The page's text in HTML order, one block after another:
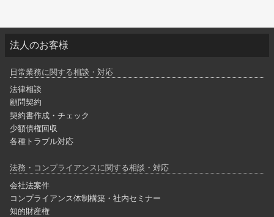
法人のお客様
日常業務に関する相談・対応
法律相談
顧問契約
契約書作成・チェック
少額債権回収
各種トラブル対応
法務・コンプライアンスに関する相談・対応
会社法案件
コンプライアンス体制構築・社内セミナー
知的財産権